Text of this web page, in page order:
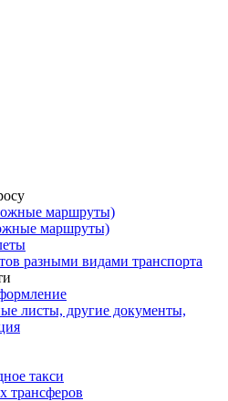
маршруты)
маршруты)
разными видами транспорта
листы, другие документы,
такси
трансферов